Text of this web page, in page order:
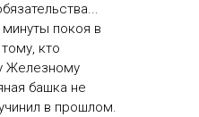
покоя в
кто
Железному
башка не
в прошлом.